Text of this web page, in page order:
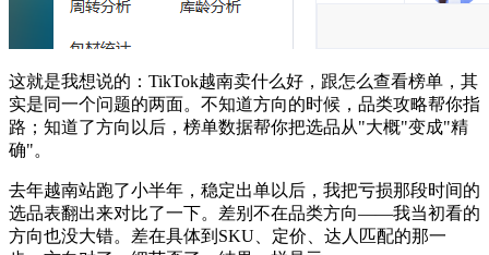
这就是我想说的：TikTok越南卖什么好，跟怎么查看榜单，其
实是同一个问题的两面。不知道方向的时候，品类攻略帮你指
路；知道了方向以后，榜单数据帮你把选品从"大概"变成"精
确"。
去年越南站跑了小半年，稳定出单以后，我把亏损那段时间的
选品表翻出来对比了一下。差别不在品类方向——我当初看的
方向也没大错。差在具体到SKU、定价、达人匹配的那一